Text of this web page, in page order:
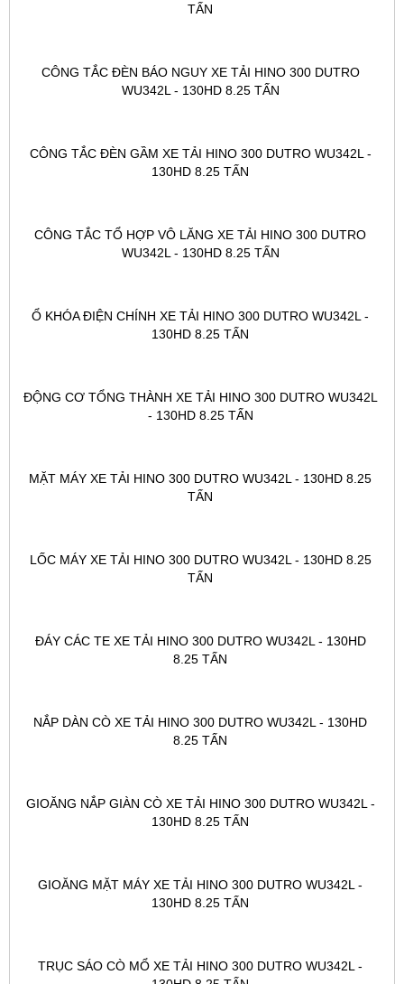
TẤN
CÔNG TẮC ĐÈN BÁO NGUY XE TẢI HINO 300 DUTRO
WU342L - 130HD 8.25 TẤN
CÔNG TẮC ĐÈN GẦM XE TẢI HINO 300 DUTRO WU342L -
130HD 8.25 TẤN
CÔNG TẮC TỔ HỢP VÔ LĂNG XE TẢI HINO 300 DUTRO
WU342L - 130HD 8.25 TẤN
Ổ KHÓA ĐIỆN CHÍNH XE TẢI HINO 300 DUTRO WU342L -
130HD 8.25 TẤN
ĐỘNG CƠ TỔNG THÀNH XE TẢI HINO 300 DUTRO WU342L
- 130HD 8.25 TẤN
MẶT MÁY XE TẢI HINO 300 DUTRO WU342L - 130HD 8.25
TẤN
LỐC MÁY XE TẢI HINO 300 DUTRO WU342L - 130HD 8.25
TẤN
ĐÁY CÁC TE XE TẢI HINO 300 DUTRO WU342L - 130HD
8.25 TẤN
NẮP DÀN CÒ XE TẢI HINO 300 DUTRO WU342L - 130HD
8.25 TẤN
GIOĂNG NẮP GIÀN CÒ XE TẢI HINO 300 DUTRO WU342L -
130HD 8.25 TẤN
GIOĂNG MẶT MÁY XE TẢI HINO 300 DUTRO WU342L -
130HD 8.25 TẤN
TRỤC SÁO CÒ MỔ XE TẢI HINO 300 DUTRO WU342L -